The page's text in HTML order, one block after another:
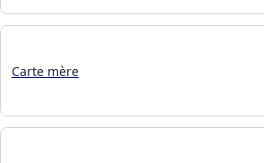
Carte mère